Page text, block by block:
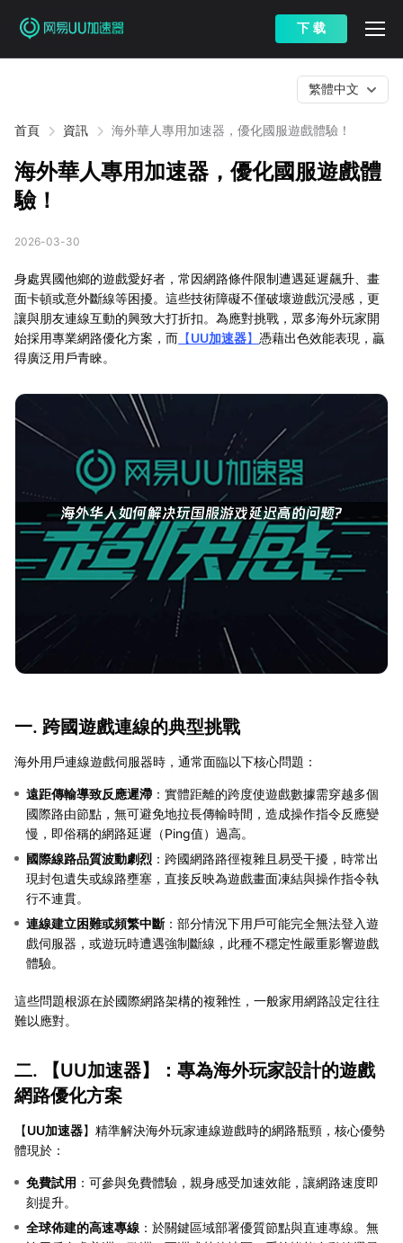
下 载
首頁 資訊 海外華人專用加速器，優化國服遊戲體驗！
繁體中文
海外華人專用加速器，優化國服遊戲體
驗！
2026-03-30
身處異國他鄉的遊戲愛好者，常因網路條件限制遭遇延遲飆升、畫
面卡頓或意外斷線等困擾。這些技術障礙不僅破壞遊戲沉浸感，更
讓與朋友連線互動的興致大打折扣。為應對挑戰，眾多海外玩家開
始採用專業網路優化方案，而 【UU加速器】 憑藉出色效能表現，贏
得廣泛用戶青睞。
一. 跨國遊戲連線的典型挑戰
海外用戶連線遊戲伺服器時，通常面臨以下核心問題：
遠距傳輸導致反應遲滯 ：實體距離的跨度使遊戲數據需穿越多個
國際路由節點，無可避免地拉長傳輸時間，造成操作指令反應變
慢，即俗稱的網路延遲（Ping值）過高。
國際線路品質波動劇烈 ：跨國網路路徑複雜且易受干擾，時常出
現封包遺失或線路壅塞，直接反映為遊戲畫面凍結與操作指令執
行不連貫。
連線建立困難或頻繁中斷：部分情況下用戶可能完全無法登入遊
戲伺服器，或遊玩時遭遇強制斷線，此種不穩定性嚴重影響遊戲
體驗。
這些問題根源在於國際網路架構的複雜性，一般家用網路設定往往
難以應對。
二. 【UU加速器】：專為海外玩家設計的遊戲
網路優化方案
【UU加速器】精準解決海外玩家連線遊戲時的網路瓶頸，核心優勢
體現於：
免費試用 ：可參與免費體驗，親身感受加速效能，讓網路速度即
刻提升。
全球佈建的高速專線 ：於關鍵區域部署優質節點與直連專線。無